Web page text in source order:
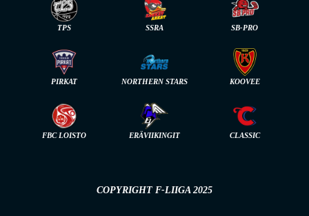
TPS SSRA SB-PRO
PIRKAT NORTHERN STARS KOOVEE
FBC LOISTO ERÄVIIKINGIT CLASSIC
COPYRIGHT F-LIIGA 2025